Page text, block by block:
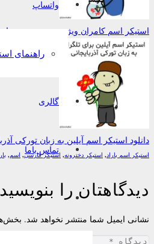
واتساپ
راهنمای
گالری
تماس باما
استیکر اسم کامران ویژه عید نوروز به
دانلود استیکر اسم آیلین به زبان تورکی
استیکر اسم باراد, استیکر دخترونه, استیکر فارسی, اسم,
دیدگاهتان را بنویسید
نشانی ایمیل شما منتشر نخواهد شد.